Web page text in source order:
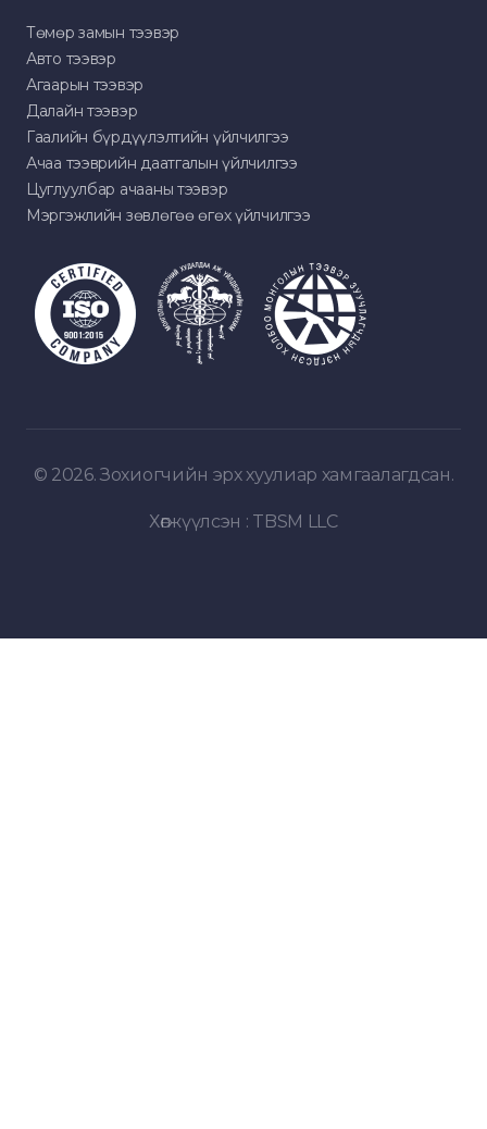
Төмөр замын тээвэр
Авто тээвэр
Агаарын тээвэр
Далайн тээвэр
Гаалийн бүрдүүлэлтийн үйлчилгээ
Ачаа тээврийн даатгалын үйлчилгээ
Цуглуулбар ачааны тээвэр
Мэргэжлийн зөвлөгөө өгөх үйлчилгээ
© 2026. Зохиогчийн эрх хуулиар хамгаалагдсан.
Хөгжүүлсэн : TBSM LLC